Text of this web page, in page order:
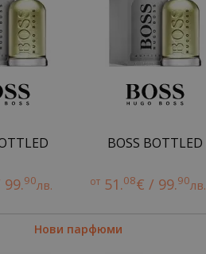
90лв.
BOSS BOTTLED
от 51.08€ / 99.90лв.
Нови парфюми